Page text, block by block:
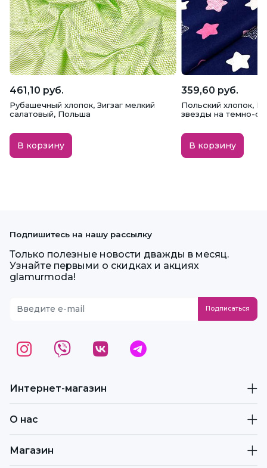
461,10 руб.
Рубашечный хлопок, Зигзаг мелкий
салатовый, Польша
В корзину
359,60 руб.
Польский хлопок,
звезды на темно-
В корзину
Интернет-магазин
О нас
Магазин
Подпишитесь на нашу рассылку
Только полезные новости дважды в месяц.
Узнайте первыми о скидках и акциях
glamurmoda!